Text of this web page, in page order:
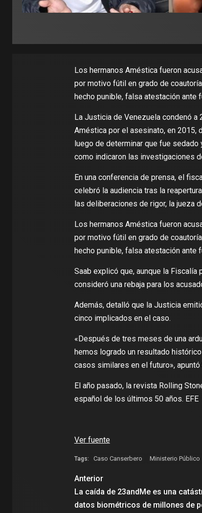
Los hermanos Améstica fueron
por motivo fútil en grado de
hecho punible, falsa atestación ante
La Justicia de Venezuela condenó a
Améstica por el asesinato, en 2015,
luego de determinar que fue
como indicaron las investigaciones
En una conferencia de prensa, el
celebró la audiencia tras la
las deliberaciones de rigor, la jueza
Los hermanos Améstica fueron
por motivo fútil en grado de
hecho punible, falsa atestación ante
Saab explicó que, aunque la Fiscalía
consideró una rebaja para los
Además, detalló que la Justicia
cinco implicados en el caso.
«Después de tres meses de una
hemos logrado un resultado
casos similares en el futuro», apuntó
El año pasado, la revista Rolling
español de los últimos 50 años. EFE
Ver fuente
Tags: Caso Canserbero Ministerio Público
Anterior
La caída de 23andMe es una
datos biométricos de millones de